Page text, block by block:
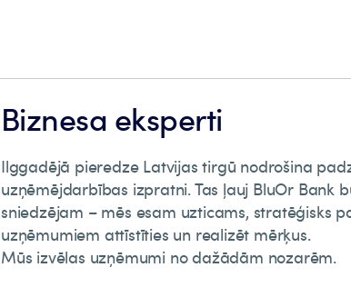
Biznesa eksperti
Ilggadējā pieredze Latvijas tirgū nodrošina
uzņēmējdarbības izpratni. Tas ļauj BluOr Bank
sniedzējam – mēs esam uzticams, stratēģisks
uzņēmumiem attīstīties un realizēt mērķus.
Mūs izvēlas uzņēmumi no dažādām nozarēm.